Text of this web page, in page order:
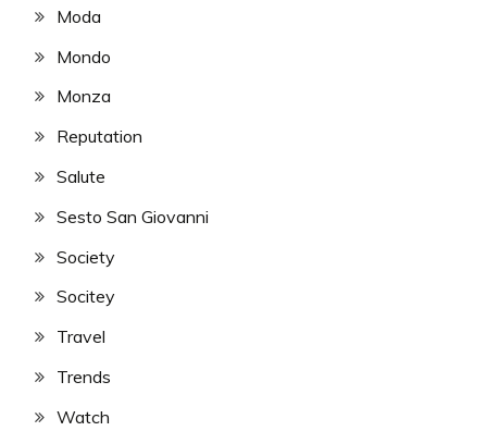
Moda
Mondo
Monza
Reputation
Salute
Sesto San Giovanni
Society
Socitey
Travel
Trends
Watch